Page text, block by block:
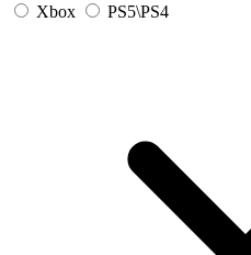
Xbox PS5\PS4